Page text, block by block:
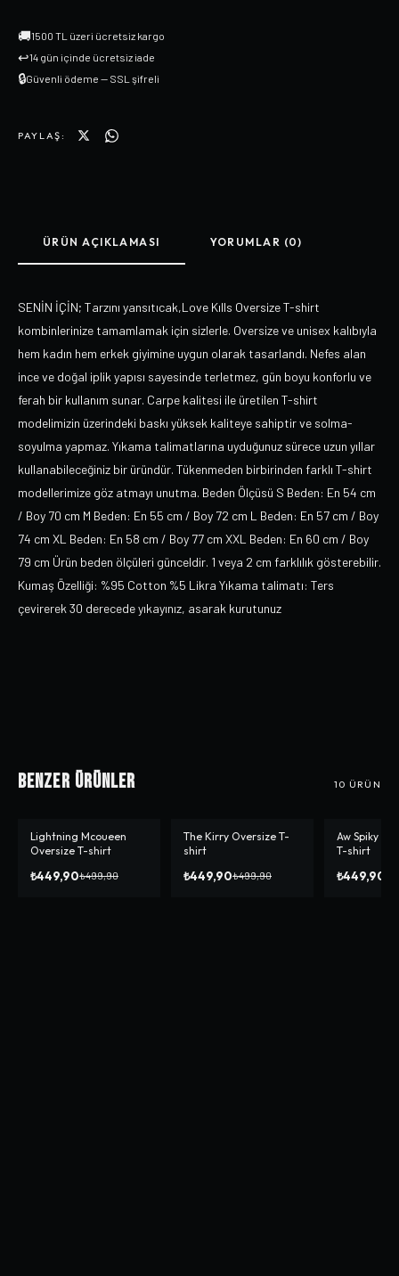
🚚1500 TL üzeri ücretsiz kargo
↩14 gün içinde ücretsiz iade
🔒Güvenli ödeme — SSL şifreli
PAYLAŞ:
ÜRÜN AÇIKLAMASI YORUMLAR (0)
SENİN İÇİN; Tarzını yansıtıcak,Love Kılls Oversize T-shirt
kombinlerinize tamamlamak için sizlerle. Oversize ve unisex kalıbıyla
hem kadın hem erkek giyimine uygun olarak tasarlandı. Nefes alan
ince ve doğal iplik yapısı sayesinde terletmez, gün boyu konforlu ve
ferah bir kullanım sunar. Carpe kalitesi ile üretilen T-shirt
modelimizin üzerindeki baskı yüksek kaliteye sahiptir ve solma-
soyulma yapmaz. Yıkama talimatlarına uyduğunuz sürece uzun yıllar
kullanabileceğiniz bir üründür. Tükenmeden birbirinden farklı T-shirt
modellerimize göz atmayı unutma. Beden Ölçüsü S Beden: En 54 cm
/ Boy 70 cm M Beden: En 55 cm / Boy 72 cm L Beden: En 57 cm / Boy
74 cm XL Beden: En 58 cm / Boy 77 cm XXL Beden: En 60 cm / Boy
79 cm Ürün beden ölçüleri günceldir. 1 veya 2 cm farklılık gösterebilir.
Kumaş Özelliği: %95 Cotton %5 Likra Yıkama talimatı: Ters
çevirerek 30 derecede yıkayınız, asarak kurutunuz
Benzer Ürünler 10 ÜRÜN
-% 10
Lightning Mcoueen
Oversize T-shirt
₺449,90₺499,90
-%10
The Kirry Oversize T-
shirt
₺449,90₺499,90
-% 36
Aw Spiky
T-shirt
₺449,90